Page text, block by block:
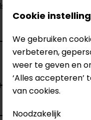
kun je het product
kit
Cookie
We gebruiken
verbeteren,
weer te geven en
‘Alles accepteren’
van cookies.
Noodzakelijk